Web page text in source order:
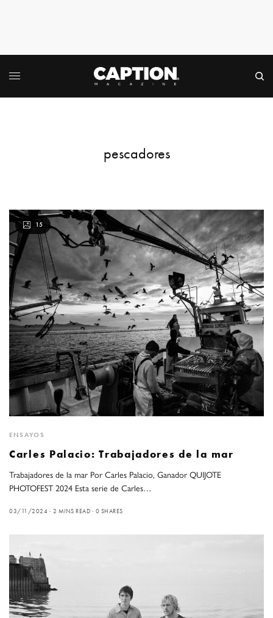
pescadores
15
ENSAYOS
Carles Palacio: Trabajadores de la mar
Trabajadores de la mar Por Carles Palacio, Ganador QUIJOTE
PHOTOFEST 2024 Esta serie de Carles…
03/11/2024 2 MINS READ 0 SHARES